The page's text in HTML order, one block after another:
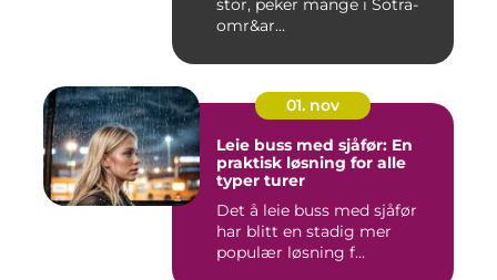
stor, peker mange i Sotra-
omr&ar...
01. nov
Leie buss med sjåfør: En
praktisk løsning for alle
typer turer
Det å leie buss med sjåfør
har blitt en stadig mer
populær løsning f...